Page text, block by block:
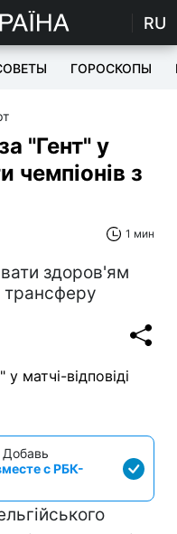
RU
ГОРОСКОПЫ
"Гент" у
чемпіонів з
1 мин
здоров'ям
трансферу
Добавь
с РБК-